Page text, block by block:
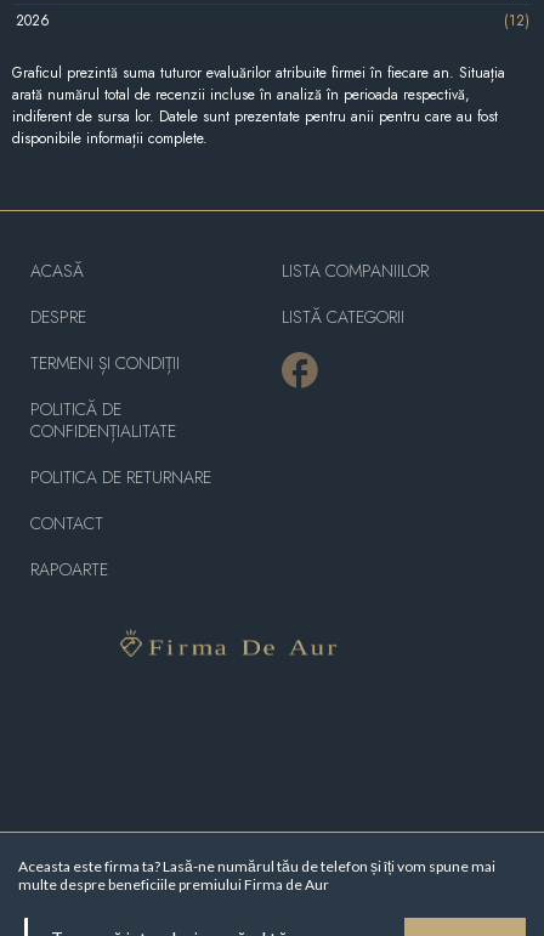
2026
(12)
Graficul prezintă suma tuturor evaluărilor atribuite firmei în fiecare an. Situația
arată numărul total de recenzii incluse în analiză în perioada respectivă,
indiferent de sursa lor. Datele sunt prezentate pentru anii pentru care au fost
disponibile informații complete.
Aceasta este firma ta? Lasă-ne numărul tău de telefon și îți vom spune mai
multe despre beneficiile premiului Firma de Aur
ACASĂ
DESPRE
TERMENI ȘI CONDIȚII
POLITICĂ DE
CONFIDENȚIALITATE
POLITICA DE RETURNARE
CONTACT
RAPOARTE
LISTA COMPANIILOR
LISTĂ CATEGORII